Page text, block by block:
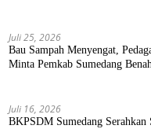
Juli 25, 2026
Bau Sampah Menyengat,
Minta Pemkab Sumedang
Juli 16, 2026
BKPSDM Sumedang Serahkan